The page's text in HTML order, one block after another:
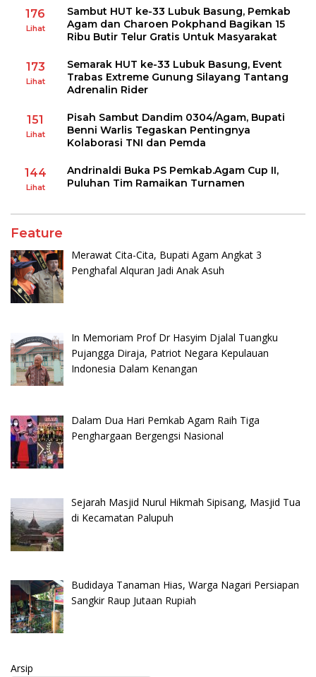
176
Lihat
Sambut HUT ke-33 Lubuk Basung, Pemkab
Agam dan Charoen Pokphand Bagikan 15
Ribu Butir Telur Gratis Untuk Masyarakat
173
Lihat
Semarak HUT ke-33 Lubuk Basung, Event
Trabas Extreme Gunung Silayang Tantang
Adrenalin Rider
151
Lihat
Pisah Sambut Dandim 0304/Agam, Bupati
Benni Warlis Tegaskan Pentingnya
Kolaborasi TNI dan Pemda
144
Lihat
Andrinaldi Buka PS Pemkab.Agam Cup II,
Puluhan Tim Ramaikan Turnamen
Feature
Merawat Cita-Cita, Bupati Agam Angkat 3
Penghafal Alquran Jadi Anak Asuh
In Memoriam Prof Dr Hasyim Djalal Tuangku
Pujangga Diraja, Patriot Negara Kepulauan
Indonesia Dalam Kenangan
Dalam Dua Hari Pemkab Agam Raih Tiga
Penghargaan Bergengsi Nasional
Sejarah Masjid Nurul Hikmah Sipisang, Masjid Tua
di Kecamatan Palupuh
Budidaya Tanaman Hias, Warga Nagari Persiapan
Sangkir Raup Jutaan Rupiah
Arsip